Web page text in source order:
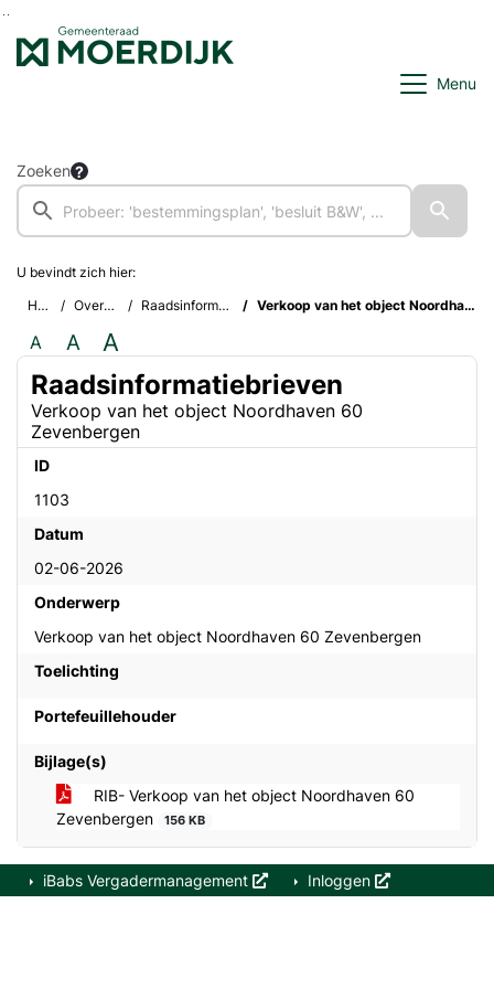
Ga naar de inhoud van deze pagina
Ga naar het zoeken
Ga naar het menu
Menu
Zoeken
U bevindt zich hier:
Home
Overzichten Raadsinformatiebrieven Verkoop van het object Noordhaven 60 Zevenbergen
A A A
Raadsinformatiebrieven
Verkoop van het object Noordhaven 60
Zevenbergen
ID
1103
Datum
02-06-2026
Onderwerp
Verkoop van het object Noordhaven 60 Zevenbergen
Toelichting
Portefeuillehouder
Bijlage(s)
RIB- Verkoop van het object Noordhaven 60
Zevenbergen
156 KB
iBabs Vergadermanagement Inloggen